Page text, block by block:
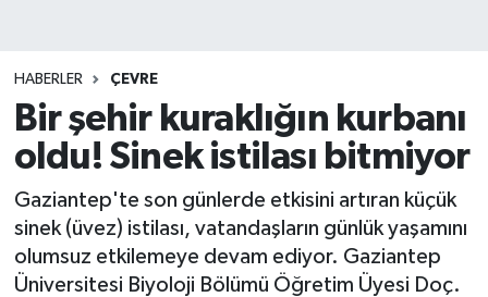
HABERLER ÇEVRE
Bir şehir kuraklığın kurbanı
oldu! Sinek istilası bitmiyor
Gaziantep'te son günlerde etkisini artıran küçük
sinek (üvez) istilası, vatandaşların günlük yaşamını
olumsuz etkilemeye devam ediyor. Gaziantep
Üniversitesi Biyoloji Bölümü Öğretim Üyesi Doç.
Eğitim
Ekonomi
Gündem
Kültür-Sanat
Tüm Manşetler
Son Dakika Haberleri
Haber Arşivi